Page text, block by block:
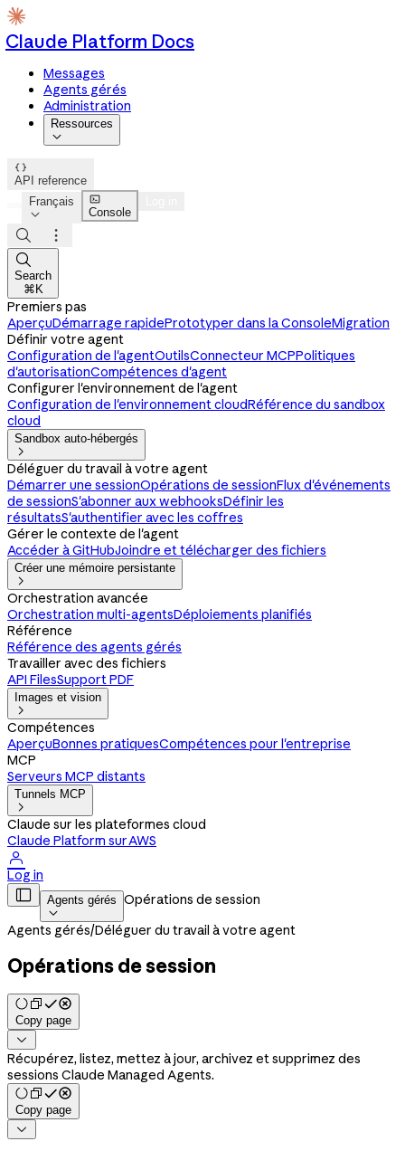
Claude Platform Docs
Messages
Agents gérés
Administration
Ressources


API reference
Français


Console



Search
⌘K
Premiers pas
AperçuDémarrage rapidePrototyper dans la ConsoleMigration
Définir votre agent
Configuration de l'agentOutilsConnecteur MCPPolitiques
d'autorisationCompétences d'agent
Configurer l'environnement de l'agent
Configuration de l'environnement cloudRéférence du sandbox
cloud
Sandbox auto-hébergés

Déléguer du travail à votre agent
Démarrer une sessionOpérations de sessionFlux d'événements
de sessionS'abonner aux webhooksDéfinir les
résultatsS'authentifier avec les coffres
Gérer le contexte de l'agent
Accéder à GitHubJoindre et télécharger des fichiers
Créer une mémoire persistante

Orchestration avancée
Orchestration multi-agentsDéploiements planifiés
Référence
Référence des agents gérés
Travailler avec des fichiers
API FilesSupport PDF
Images et vision

Compétences
AperçuBonnes pratiquesCompétences pour l'entreprise
MCP
Serveurs MCP distants
Tunnels MCP

Claude sur les plateformes cloud
Claude Platform sur AWS

Log in
 Agents gérés

Opérations de session
Agents gérés/Déléguer du travail à votre agent
Opérations de session
Copy page

Récupérez, listez, mettez à jour, archivez et supprimez des
sessions Claude Managed Agents.
Copy page
